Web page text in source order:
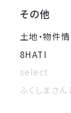
その他
土地・物件
8HATI
select
ふくしまさ